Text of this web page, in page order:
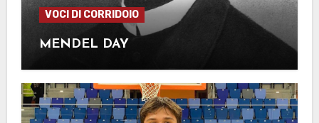
VOCI DI CORRIDOIO
MENDEL DAY